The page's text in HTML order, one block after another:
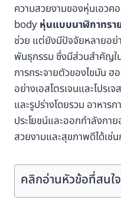
ความสวยงามของหุ่นเอว
bodyหุ่นแบบนาฬิกาทรา
ช่วย แต่ยังมีปัจจัยหลายอย่
พันธุกรรม ซึ่งมีส่วนสำคัญใ
การกระจายตัวของไขมัน
อย่างเอสโตรเจนและโปรเ
และรูปร่างโดยรวม อาหาร
ประโยชน์และออกกำลังกา
สวยงามและสุขภาพดีได้เช่
คลิกอ่านหัวข้อที่สนใ